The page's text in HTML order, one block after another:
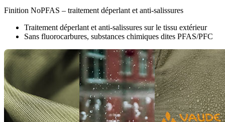
Finition NoPFAS – traitement déperlant et anti-salissures
Traitement déperlant et anti-salissures sur le tissu extérieur
Sans fluorocarbures, substances chimiques dites PFAS/PFC